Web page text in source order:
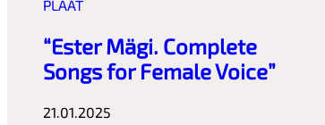
PLAAT
“Ester Mägi. Complete
Songs for Female Voice”
21.01.2025